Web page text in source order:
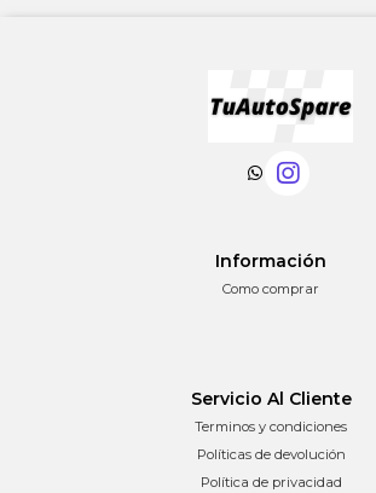
Información
Como comprar
Servicio Al Cliente
Terminos y condiciones
Políticas de devolución
Política de privacidad